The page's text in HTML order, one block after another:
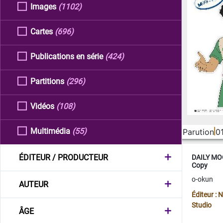
Images (1102)
Cartes (696)
Publications en série (424)
Partitions (296)
Vidéos (108)
Multimédia (55)
ÉDITEUR / PRODUCTEUR
AUTEUR
ÂGE
Parution
DAILY
Copy
o-okun
Éditeur :
Studio